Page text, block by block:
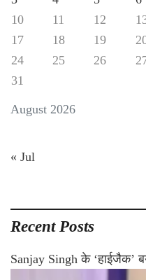
August 2026
10
11 12
17
18 19
24
25 26
31
« Jul
Recent Posts
Sanjay Singh के ‘हाईजैक’